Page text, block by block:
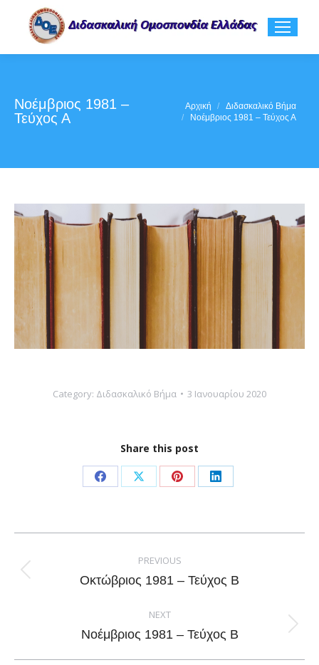
Νοέμβριος 1981 –
Τεύχος Α
You are here:Αρχική
Διδασκαλικό Βήμα
Νοέμβριος 1981 – Τεύχος Α
Category: Διδασκαλικό Βήμα 3 Ιανουαρίου 2020
Share this post
Share
Facebook
Share
X
Share
Pinterest
Share
LinkedIn
navigation
PREVIOUS
Previous
Οκτώβριος 1981 – Τεύχος Β
NEXT
Next
Νοέμβριος 1981 – Τεύχος Β